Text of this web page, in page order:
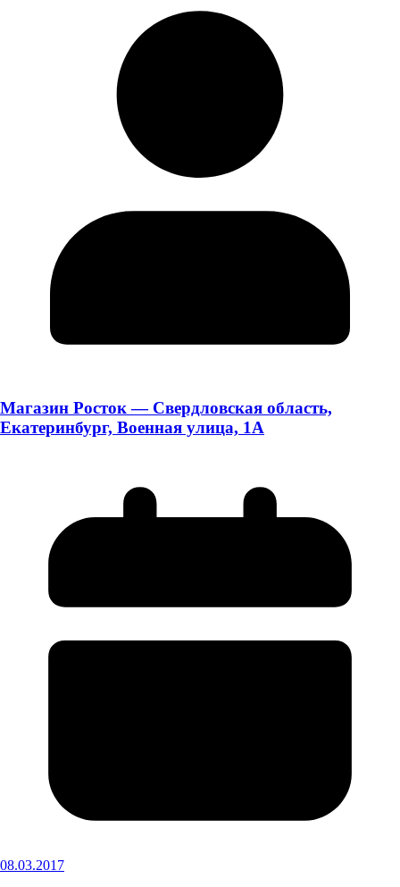
Магазин Росток — Свердловская область,
Екатеринбург, Военная улица, 1А
08.03.2017